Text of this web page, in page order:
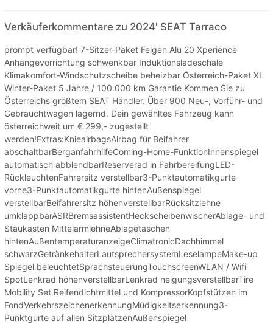
Verkäuferkommentare zu 2024' SEAT Tarraco
prompt verfügbar! 7-Sitzer-Paket Felgen Alu 20 Xperience
Anhängevorrichtung schwenkbar Induktionsladeschale
Klimakomfort-Windschutzscheibe beheizbar Österreich-Paket XL
Winter-Paket 5 Jahre / 100.000 km Garantie Kommen Sie zu
Österreichs größtem SEAT Händler. Über 900 Neu-, Vorführ- und
Gebrauchtwagen lagernd. Dein gewähltes Fahrzeug kann
österreichweit um € 299,- zugestellt
werden!Extras:KnieairbagsAirbag für Beifahrer
abschaltbarBerganfahrhilfeComing-Home-FunktionInnenspiegel
automatisch abblendbarReserverad in FahrbereifungLED-
RückleuchtenFahrersitz verstellbar3-Punktautomatikgurte
vorne3-Punktautomatikgurte hintenAußenspiegel
verstellbarBeifahrersitz höhenverstellbarRücksitzlehne
umklappbarASRBremsassistentHeckscheibenwischerAblage- und
Staukasten MittelarmlehneAblagetaschen
hintenAußentemperaturanzeigeClimatronicDachhimmel
schwarzGetränkehalterLautsprechersystemLeselampeMake-up
Spiegel beleuchtetSprachsteuerungTouchscreenWLAN / Wifi
SpotLenkrad höhenverstellbarLenkrad neigungsverstellbarTire
Mobility Set Reifendichtmittel und KompressorKopfstützen im
FondVerkehrszeichenerkennungMüdigkeitserkennung3-
Punktgurte auf allen SitzplätzenAußenspiegel